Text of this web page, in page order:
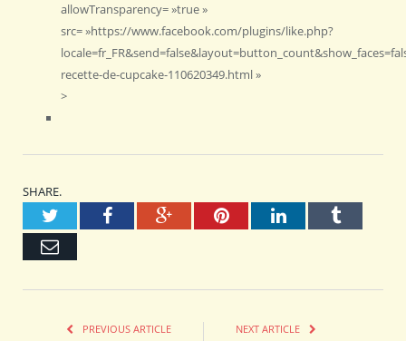
allowTransparency= »true »
src= »https://www.facebook.com/plugins/like.php?
recette-de-cupcake-110620349.html »
>
SHARE.
TwitterFacebookGoogle+PinterestLinkedInTumblr
Email
PREVIOUS ARTICLE NEXT ARTICLE